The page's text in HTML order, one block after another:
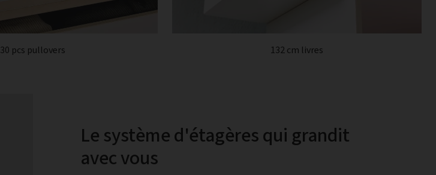
30 pcs pullovers 132 cm livres
Le système d'étagères qui grandit
avec vous